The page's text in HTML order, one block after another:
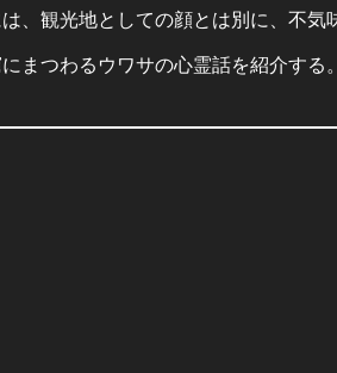
、観光地としての顔とは別に、不気
まつわるウワサの心霊話を紹介する。